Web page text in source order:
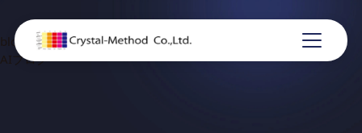
blog
AIブログ